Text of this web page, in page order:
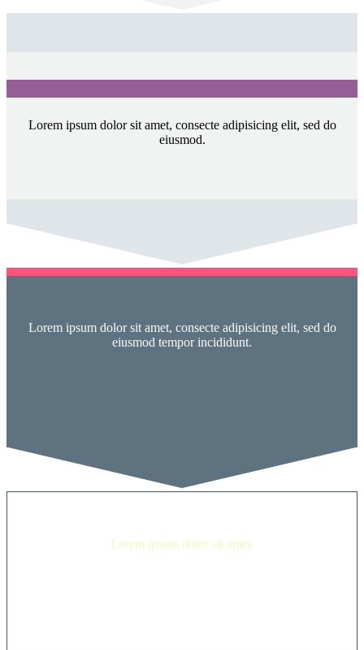
Lorem ipsum dolor sit amet, consecte adipisicing elit, sed do
eiusmod.
Lorem ipsum dolor sit amet, consecte adipisicing elit, sed do
eiusmod tempor incididunt.
Lorem ipsum dolor sit amet